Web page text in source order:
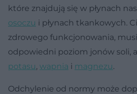
które znajdują się w płynach
osoczu i płynach tkankowych.
zdrowego funkcjonowania,
odpowiedni poziom jonów soli,
potasu, wapnia i magnezu.
Odchylenie od normy może